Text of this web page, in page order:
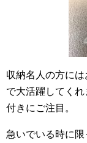
収納名人の方に
で大活躍してく
付きにご注目。
急いでいる時に